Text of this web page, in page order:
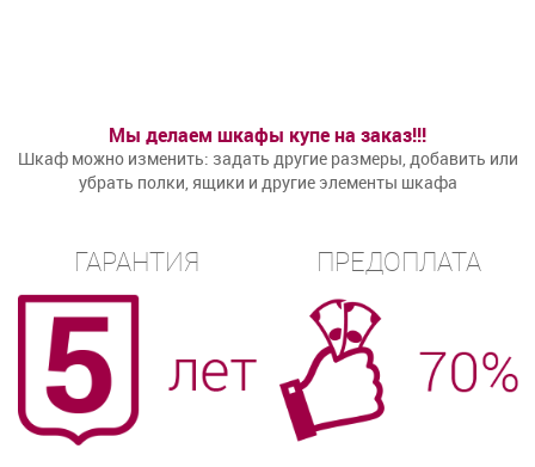
Мы делаем шкафы купе на заказ!!!
Шкаф можно изменить: задать другие размеры, добавить или
убрать полки, ящики и другие элементы шкафа
ГАРАНТИЯ ПРЕДОПЛАТА